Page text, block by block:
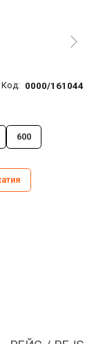
Код: 0000/161044
600